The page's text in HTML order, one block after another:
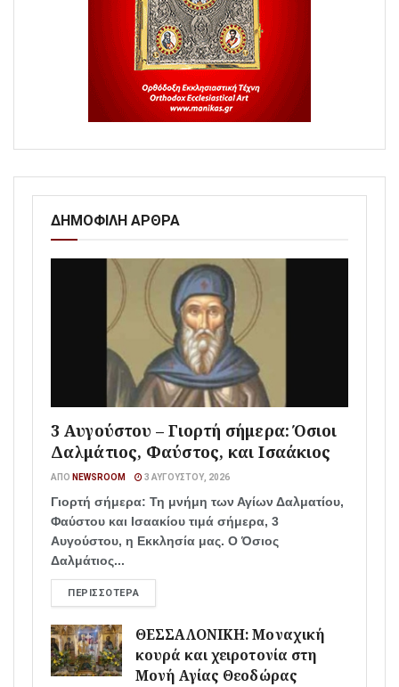
ΔΗΜΟΦΙΛΗ ΑΡΘΡΑ
3 Αυγούστου – Γιορτή σήμερα: Όσιοι
Δαλμάτιος, Φαύστος, και Ισαάκιος
ΑΠΌ NEWSROOM 3 ΑΥΓΟΎΣΤΟΥ, 2026
Γιορτή σήμερα: Τη μνήμη των Αγίων Δαλματίου,
Φαύστου και Ισαακίου τιμά σήμερα, 3
Αυγούστου, η Εκκλησία μας. Ο Όσιος
Δαλμάτιος...
ΠΕΡΙΣΣΌΤΕΡΑ
ΘΕΣΣΑΛΟΝΙΚΗ: Μοναχική
κουρά και χειροτονία στη
Μονή Αγίας Θεοδώρας